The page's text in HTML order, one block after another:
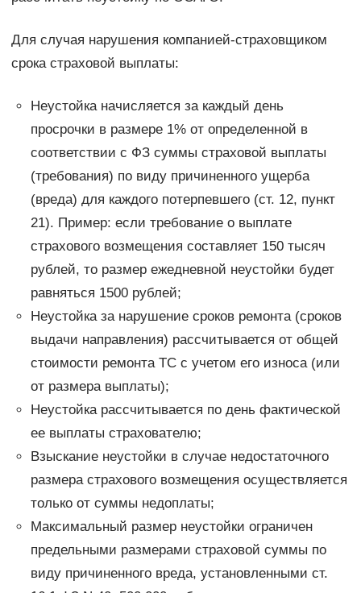
Для случая нарушения компанией-страховщиком
срока страховой выплаты:
Неустойка начисляется за каждый день
просрочки в размере 1% от определенной в
соответствии с ФЗ суммы страховой выплаты
(требования) по виду причиненного ущерба
(вреда) для каждого потерпевшего (ст. 12, пункт
21). Пример: если требование о выплате
страхового возмещения составляет 150 тысяч
рублей, то размер ежедневной неустойки будет
равняться 1500 рублей;
Неустойка за нарушение сроков ремонта (сроков
выдачи направления) рассчитывается от общей
стоимости ремонта ТС с учетом его износа (или
от размера выплаты);
Неустойка рассчитывается по день фактической
ее выплаты страхователю;
Взыскание неустойки в случае недостаточного
размера страхового возмещения осуществляется
только от суммы недоплаты;
Максимальный размер неустойки ограничен
предельными размерами страховой суммы по
виду причиненного вреда, установленными ст.